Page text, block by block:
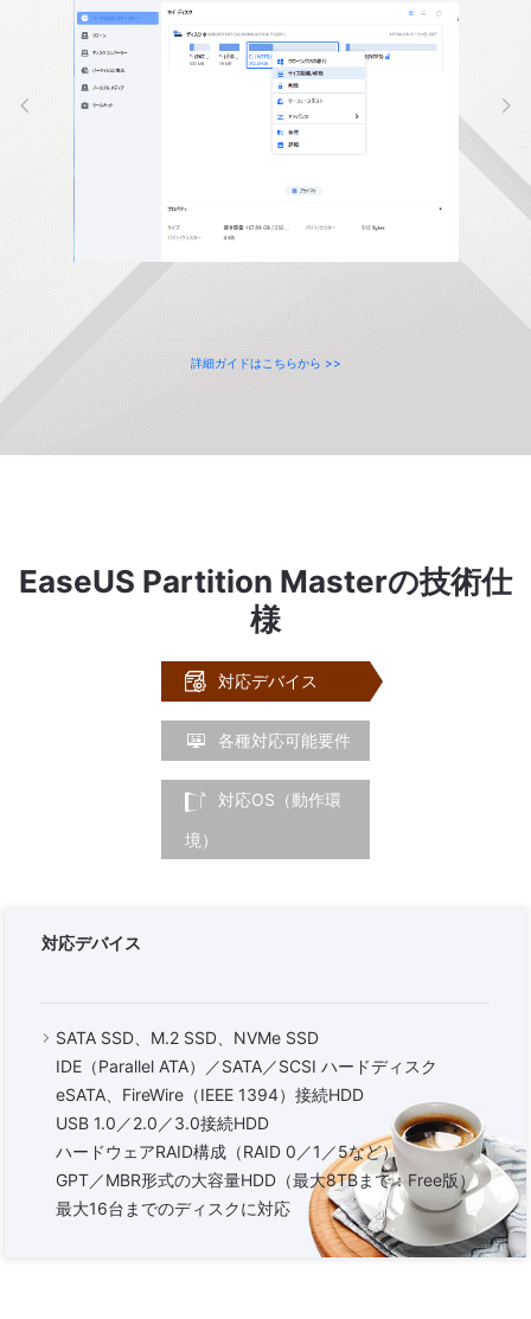
 
詳細ガイドはこちらから >>
EaseUS Partition Masterの技術仕
様
 対応デバイス
 各種対応可能要件

対応OS（動作環
境）
対応デバイス
SATA SSD、M.2 SSD、NVMe SSD
IDE（Parallel ATA）／SATA／SCSI ハードディスク
eSATA、FireWire（IEEE 1394）接続HDD
USB 1.0／2.0／3.0接続HDD
ハードウェアRAID構成（RAID 0／1／5など）
GPT／MBR形式の大容量HDD（最大8TBまで：Free版）
最大16台までのディスクに対応